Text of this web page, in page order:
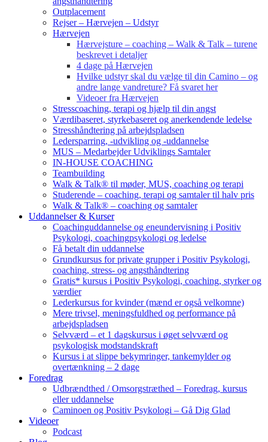
Outplacement
Rejser – Hærvejen – Udstyr
Hærvejen
Hærvejsture – coaching – Walk & Talk – turene
beskrevet i detaljer
4 dage på Hærvejen
Hvilke udstyr skal du vælge til din Camino – og
andre lange vandreture? Få svaret her
Videoer fra Hærvejen
Stresscoaching, terapi og hjælp til din angst
Værdibaseret, styrkebaseret og anerkendende ledelse
Stresshåndtering på arbejdspladsen
Ledersparring, -udvikling og -uddannelse
MUS – Medarbejder Udviklings Samtaler
IN-HOUSE COACHING
Teambuilding
Walk & Talk® til møder, MUS, coaching og terapi
Studerende – coaching, terapi og samtaler til halv pris
Walk & Talk® – coaching og samtaler
Uddannelser & Kurser
Coachinguddannelse og eneundervisning i Positiv
Psykologi, coachingpsykologi og ledelse
Få betalt din uddannelse
Grundkursus for private grupper i Positiv Psykologi,
coaching, stress- og angsthåndtering
Gratis* kursus i Positiv Psykologi, coaching, styrker og
værdier
Lederkursus for kvinder (mænd er også velkomne)
Mere trivsel, meningsfuldhed og performance på
arbejdspladsen
Selvværd – et 1 dagskursus i øget selvværd og
psykologisk modstandskraft
Kursus i at slippe bekymringer, tankemylder og
overtænkning – 2 dage
Foredrag
Udbrændthed / Omsorgstræthed – Foredrag, kursus
eller uddannelse
Caminoen og Positiv Psykologi – Gå Dig Glad
Videoer
Podcast